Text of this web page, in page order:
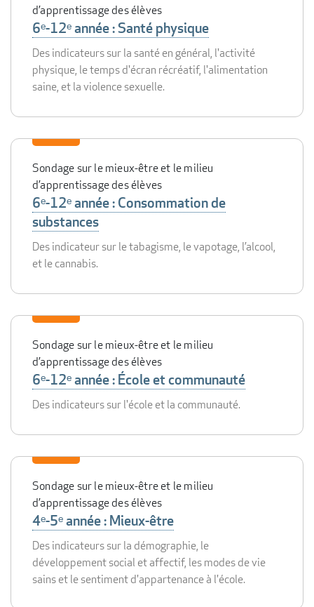
d’apprentissage des élèves
6ᵉ-12ᵉ année : Santé physique
Des indicateurs sur la santé en général, l'activité
physique, le temps d'écran récréatif, l'alimentation
saine, et la violence sexuelle.
Sondage sur le mieux-être et le milieu
d’apprentissage des élèves
6ᵉ-12ᵉ année : Consommation de
substances
Des indicateur sur le tabagisme, le vapotage, l’alcool,
et le cannabis.
Sondage sur le mieux-être et le milieu
d’apprentissage des élèves
6ᵉ-12ᵉ année : École et communauté
Des indicateurs sur l'école et la communauté.
Sondage sur le mieux-être et le milieu
d’apprentissage des élèves
4ᵉ-5ᵉ année : Mieux-être
Des indicateurs sur la démographie, le
développement social et affectif, les modes de vie
sains et le sentiment d'appartenance à l'école.